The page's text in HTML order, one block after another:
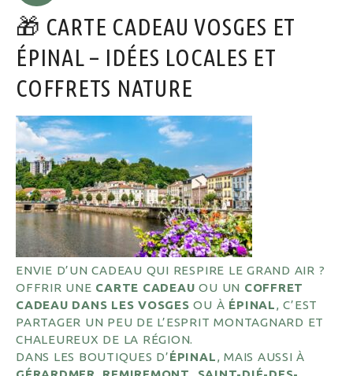
🎁 CARTE CADEAU VOSGES ET
ÉPINAL – IDÉES LOCALES ET
COFFRETS NATURE
ENVIE D’UN CADEAU QUI RESPIRE LE GRAND AIR ?
OFFRIR UNE CARTE CADEAU OU UN COFFRET
CADEAU DANS LES VOSGES OU À ÉPINAL, C’EST
PARTAGER UN PEU DE L’ESPRIT MONTAGNARD ET
CHALEUREUX DE LA RÉGION.
DANS LES BOUTIQUES D’ÉPINAL, MAIS AUSSI À